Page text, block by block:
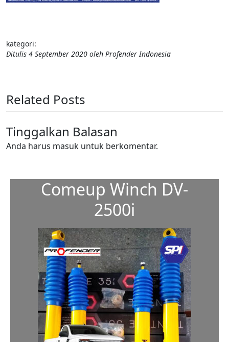
kategori:
Ditulis 4 September 2020 oleh Profender Indonesia
Related Posts
Tinggalkan Balasan
Anda harus masuk untuk berkomentar.
Comeup Winch DV-
2500i